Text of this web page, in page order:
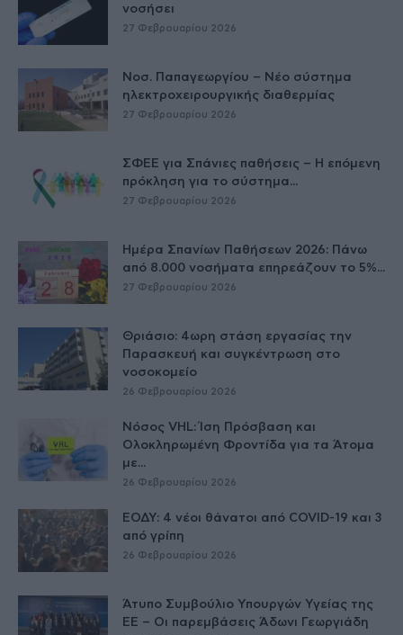
νοσήσει
27 Φεβρουαρίου 2026
Νοσ. Παπαγεωργίου – Νέο σύστημα
ηλεκτροχειρουργικής διαθερμίας
27 Φεβρουαρίου 2026
ΣΦΕΕ για Σπάνιες παθήσεις – Η επόμενη
πρόκληση για το σύστημα...
27 Φεβρουαρίου 2026
Ημέρα Σπανίων Παθήσεων 2026: Πάνω
από 8.000 νοσήματα επηρεάζουν το 5%...
27 Φεβρουαρίου 2026
Θριάσιο: 4ωρη στάση εργασίας την
Παρασκευή και συγκέντρωση στο
νοσοκομείο
26 Φεβρουαρίου 2026
Νόσος VHL: Ίση Πρόσβαση και
Ολοκληρωμένη Φροντίδα για τα Άτομα
με...
26 Φεβρουαρίου 2026
ΕΟΔΥ: 4 νέοι θάνατοι από COVID-19 και 3
από γρίπη
26 Φεβρουαρίου 2026
Άτυπο Συμβούλιο Υπουργών Υγείας της
ΕE – Οι παρεμβάσεις Άδωνι Γεωργιάδη